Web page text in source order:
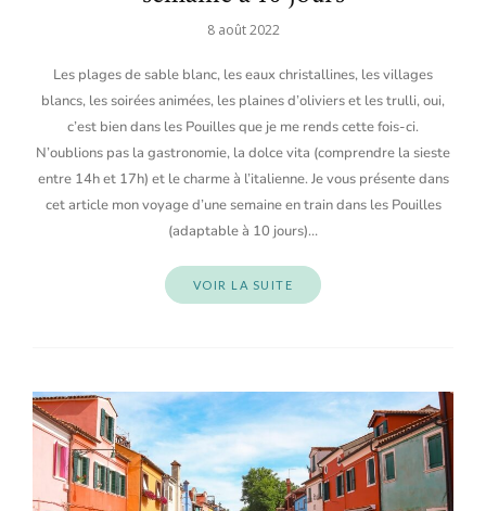
8 août 2022
Les plages de sable blanc, les eaux christallines, les villages
blancs, les soirées animées, les plaines d’oliviers et les trulli, oui,
c’est bien dans les Pouilles que je me rends cette fois-ci.
N’oublions pas la gastronomie, la dolce vita (comprendre la sieste
entre 14h et 17h) et le charme à l’italienne. Je vous présente dans
cet article mon voyage d’une semaine en train dans les Pouilles
(adaptable à 10 jours)…
VOIR LA SUITE